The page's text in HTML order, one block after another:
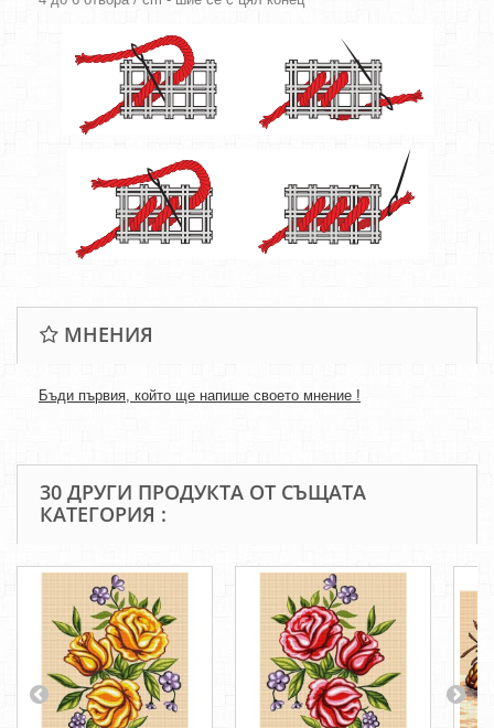
МНЕНИЯ
Бъди първия, който ще напише своето мнение !
30 ДРУГИ ПРОДУКТА ОТ СЪЩАТА
КАТЕГОРИЯ :